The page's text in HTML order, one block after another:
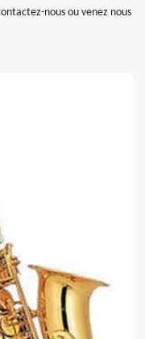
nous ou venez nous